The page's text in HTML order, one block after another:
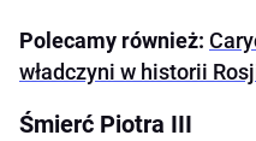
Polecamy również:
władczyni w historii
Śmierć Piotra III